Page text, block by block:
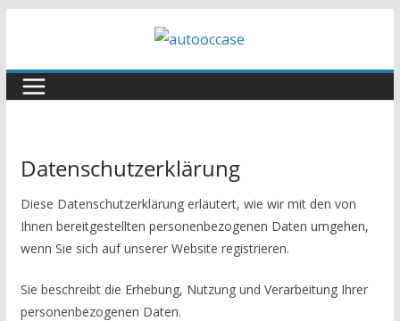
content
Datenschutzerklärung
Diese Datenschutzerklärung erläutert, wie wir mit den von
Ihnen bereitgestellten personenbezogenen Daten umgehen,
wenn Sie sich auf unserer Website registrieren.
Sie beschreibt die Erhebung, Nutzung und Verarbeitung Ihrer
personenbezogenen Daten.